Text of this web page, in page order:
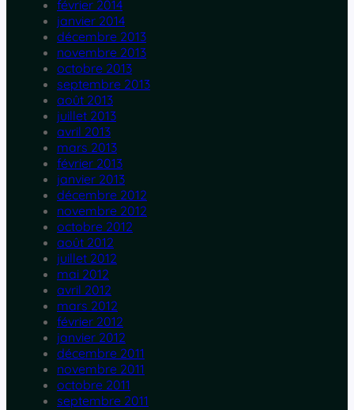
février 2014
janvier 2014
décembre 2013
novembre 2013
octobre 2013
septembre 2013
août 2013
juillet 2013
avril 2013
mars 2013
février 2013
janvier 2013
décembre 2012
novembre 2012
octobre 2012
août 2012
juillet 2012
mai 2012
avril 2012
mars 2012
février 2012
janvier 2012
décembre 2011
novembre 2011
octobre 2011
septembre 2011